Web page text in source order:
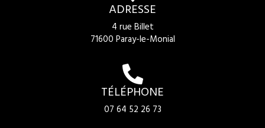
ADRESSE
4 rue Billet
71600 Paray-le-Monial
TÉLÉPHONE
07 64 52 26 73